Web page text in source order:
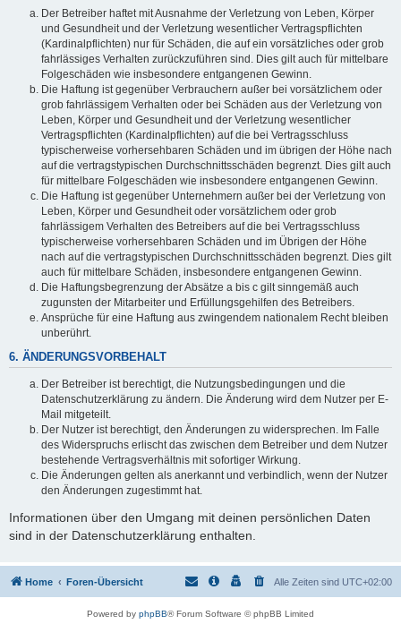
Der Betreiber haftet mit Ausnahme der Verletzung von Leben, Körper
und Gesundheit und der Verletzung wesentlicher Vertragspflichten
(Kardinalpflichten) nur für Schäden, die auf ein vorsätzliches oder grob
fahrlässiges Verhalten zurückzuführen sind. Dies gilt auch für mittelbare
Folgeschäden wie insbesondere entgangenen Gewinn.
Die Haftung ist gegenüber Verbrauchern außer bei vorsätzlichem oder
grob fahrlässigem Verhalten oder bei Schäden aus der Verletzung von
Leben, Körper und Gesundheit und der Verletzung wesentlicher
Vertragspflichten (Kardinalpflichten) auf die bei Vertragsschluss
typischerweise vorhersehbaren Schäden und im übrigen der Höhe nach
auf die vertragstypischen Durchschnittsschäden begrenzt. Dies gilt auch
für mittelbare Folgeschäden wie insbesondere entgangenen Gewinn.
Die Haftung ist gegenüber Unternehmern außer bei der Verletzung von
Leben, Körper und Gesundheit oder vorsätzlichem oder grob
fahrlässigem Verhalten des Betreibers auf die bei Vertragsschluss
typischerweise vorhersehbaren Schäden und im Übrigen der Höhe
nach auf die vertragstypischen Durchschnittsschäden begrenzt. Dies gilt
auch für mittelbare Schäden, insbesondere entgangenen Gewinn.
Die Haftungsbegrenzung der Absätze a bis c gilt sinngemäß auch
zugunsten der Mitarbeiter und Erfüllungsgehilfen des Betreibers.
Ansprüche für eine Haftung aus zwingendem nationalem Recht bleiben
unberührt.
6. ÄNDERUNGSVORBEHALT
Der Betreiber ist berechtigt, die Nutzungsbedingungen und die
Datenschutzerklärung zu ändern. Die Änderung wird dem Nutzer per E-
Mail mitgeteilt.
Der Nutzer ist berechtigt, den Änderungen zu widersprechen. Im Falle
des Widerspruchs erlischt das zwischen dem Betreiber und dem Nutzer
bestehende Vertragsverhältnis mit sofortiger Wirkung.
Die Änderungen gelten als anerkannt und verbindlich, wenn der Nutzer
den Änderungen zugestimmt hat.
Informationen über den Umgang mit deinen persönlichen Daten
sind in der Datenschutzerklärung enthalten.
Home Foren-Übersicht Alle Zeiten sind UTC+02:00
Powered by phpBB® Forum Software © phpBB Limited